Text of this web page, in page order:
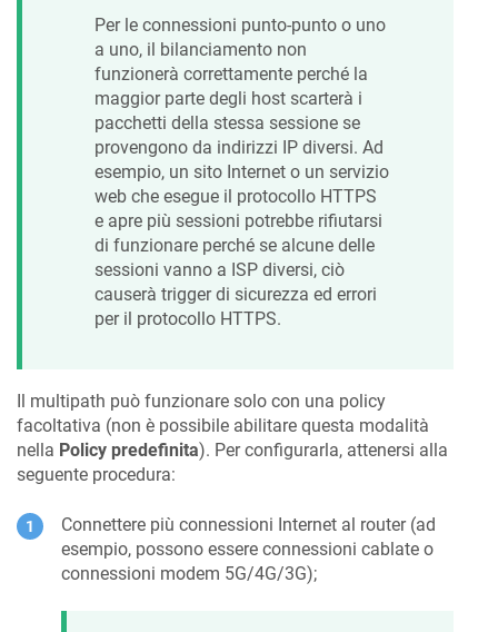
Per le connessioni punto-punto o uno
a uno, il bilanciamento non
funzionerà correttamente perché la
maggior parte degli host scarterà i
pacchetti della stessa sessione se
provengono da indirizzi IP diversi. Ad
esempio, un sito Internet o un servizio
web che esegue il protocollo HTTPS
e apre più sessioni potrebbe rifiutarsi
di funzionare perché se alcune delle
sessioni vanno a ISP diversi, ciò
causerà trigger di sicurezza ed errori
per il protocollo HTTPS.
Il multipath può funzionare solo con una policy
facoltativa (non è possibile abilitare questa modalità
nella Policy predefinita). Per configurarla, attenersi alla
seguente procedura:
Connettere più connessioni Internet al router (ad
esempio, possono essere connessioni cablate o
connessioni modem 5G/4G/3G);